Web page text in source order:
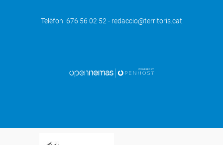
Telèfon 676 56 02 52 - redaccio@territoris.cat